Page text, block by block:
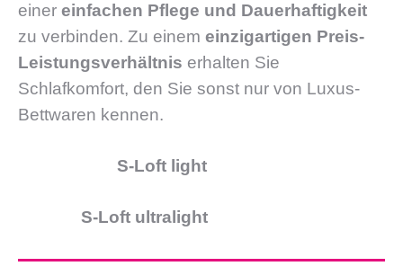
einer einfachen Pflege und Dauerhaftigkeit
zu verbinden. Zu einem einzigartigen Preis-
Leistungsverhältnis erhalten Sie
Schlafkomfort, den Sie sonst nur von Luxus-
Bettwaren kennen.
S-Loft light
S-Loft ultralight